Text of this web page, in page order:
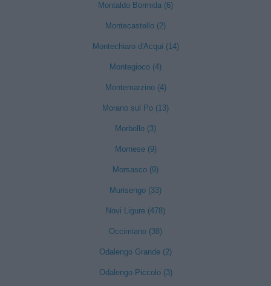
Montaldo Bormida (6)
Montecastello (2)
Montechiaro d'Acqui (14)
Montegioco (4)
Montemarzino (4)
Morano sul Po (13)
Morbello (3)
Mornese (9)
Morsasco (9)
Murisengo (33)
Novi Ligure (478)
Occimiano (38)
Odalengo Grande (2)
Odalengo Piccolo (3)